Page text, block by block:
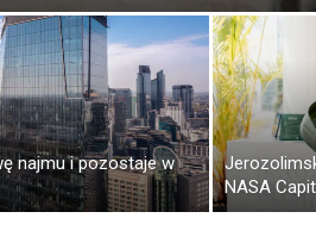
najmu i pozostaje w
NASA